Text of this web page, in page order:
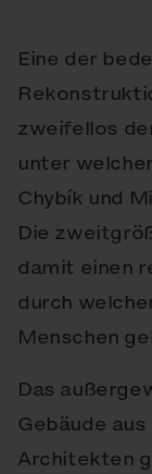
Eine der
zweifellos
unter
Chybík und
Die
damit einen
durch
Menschen
Das
Gebäude
Architekten